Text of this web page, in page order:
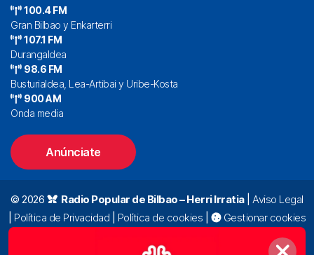
100.4 FM
Gran Bilbao y Enkarterri
107.1 FM
Durangaldea
98.6 FM
Busturialdea, Lea-Artibai y Uribe-Kosta
900 AM
Onda media
Anúnciate
© 2026 Radio Popular de Bilbao – Herri Irratia| Aviso Legal
Política de Privacidad Política de cookies
Gestionar cookies
94 423 92 00|